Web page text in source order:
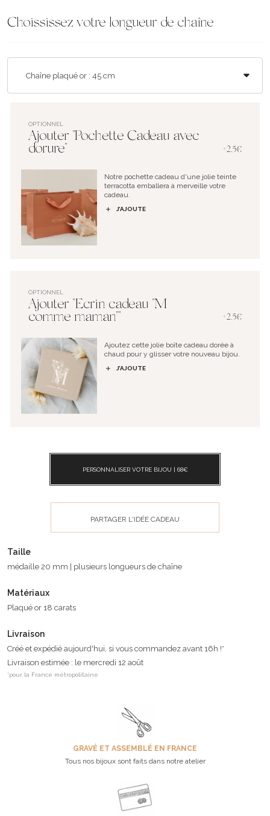
Choississez votre longueur de chaîne
OPTIONNEL
Ajouter "Pochette Cadeau avec
dorure"
+2.5€
Notre pochette cadeau d'une jolie teinte
terracotta emballera à merveille votre
cadeau.
J’AJOUTE
OPTIONNEL
Ajouter "Ecrin cadeau "M
comme maman""
+2.5€
Ajoutez cette jolie boîte cadeau dorée à
chaud pour y glisser votre nouveau bijou.
J’AJOUTE
PERSONNALISER VOTRE BIJOU | 68€
PARTAGER L'IDÉE CADEAU
Taille
médaille 20 mm | plusieurs longueurs de chaîne
Matériaux
Plaqué or 18 carats
Livraison
Créé et expédié aujourd'hui, si vous commandez avant 16h !*
Livraison estimée : le mercredi 12 août
*pour la France métropolitaine
GRAVÉ ET ASSEMBLÉ EN FRANCE
Tous nos bijoux sont faits dans notre atelier